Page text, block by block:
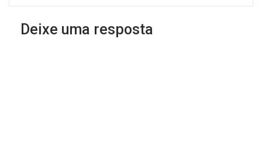
Deixe uma resposta